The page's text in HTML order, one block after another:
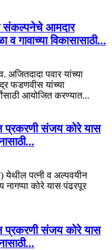
संकल्पनेचे आमदार
गावाच्या विकासासाठी...
अजितदादा पवार यांच्या
फडणवीस यांच्या
आयोजित करण्यात...
प्रकरणी संजय कोरे यास
येथील पत्नी व अल्पवयीन
कोरे यास पंढरपूर
प्रकरणी संजय कोरे यास